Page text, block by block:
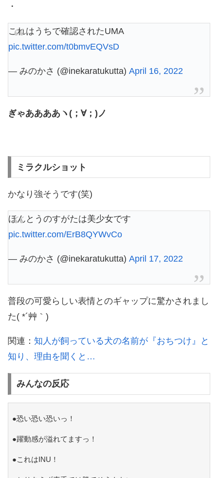
・
これはうちで確認されたUMA
pic.twitter.com/t0bmvEQVsD
— みのかさ (@inekaratukutta) April 16, 2022
ぎゃああああヽ(；∀；)ノ
ミラクルショット
かなり強そうです(笑)
ほんとうのすがたは美少女です
pic.twitter.com/ErB8QYWvCo
— みのかさ (@inekaratukutta) April 17, 2022
普段の可愛らしい表情とのギャップに驚かされまし
た( *´艸｀)
関連： 知人が飼っている犬の名前が『おちつけ』と
知り、理由を聞くと…
みんなの反応
●恐い恐い恐いっ！
●躍動感が溢れてますっ！
●これはINU！